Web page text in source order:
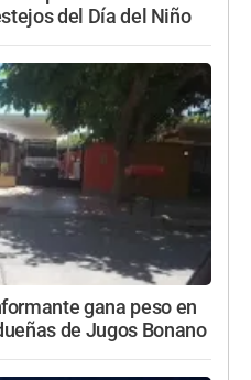
del Día del Niño
gana peso en
de Jugos Bonano